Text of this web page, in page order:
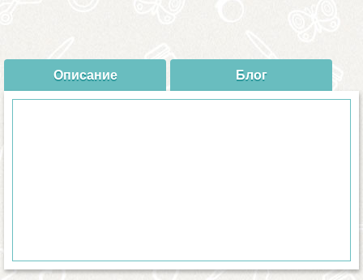
Описание Блог